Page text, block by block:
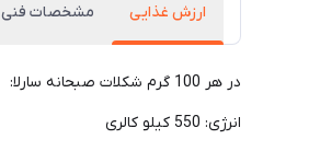
ارزش غذایی مشخصات فنی
در هر 100 گرم شکلات صبحانه سارلا:
انرژی: 550 کیلو کالری